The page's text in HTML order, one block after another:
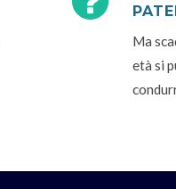
Ma
età si